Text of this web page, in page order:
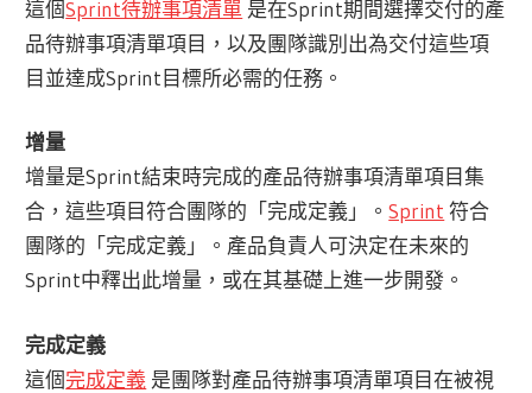
這個Sprint待辦事項清單 是在Sprint期間選擇交付的產
品待辦事項清單項目，以及團隊識別出為交付這些項
目並達成Sprint目標所必需的任務。
增量
增量是Sprint結束時完成的產品待辦事項清單項目集
合，這些項目符合團隊的「完成定義」。Sprint 符合
團隊的「完成定義」。產品負責人可決定在未來的
Sprint中釋出此增量，或在其基礎上進一步開發。
完成定義
這個完成定義 是團隊對產品待辦事項清單項目在被視